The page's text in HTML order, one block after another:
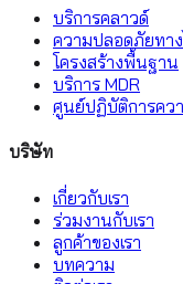
บริการคลาวด์
ความปลอดภัยทาง
โครงสร้างพื้นฐาน
บริการ MDR
ศูนย์ปฏิบัติการคว
บริษัท
เกี่ยวกับเรา
ร่วมงานกับเรา
ลูกค้าของเรา
บทความ